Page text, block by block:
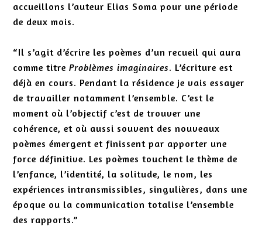
accueillons l’auteur Elias Soma pour une période
de deux mois.
“Il s’agit d’écrire les poèmes d’un recueil qui aura
comme titreProblèmes imaginaires. L’écriture est
déjà en cours. Pendant la résidence je vais essayer
de travailler notamment l’ensemble. C’est le
moment où l’objectif c’est de trouver une
cohérence, et où aussi souvent des nouveaux
poèmes émergent et finissent par apporter une
force définitive. Les poèmes touchent le thème de
l’enfance, l’identité, la solitude, le nom, les
expériences intransmissibles, singulières, dans une
époque ou la communication totalise l’ensemble
des rapports.”